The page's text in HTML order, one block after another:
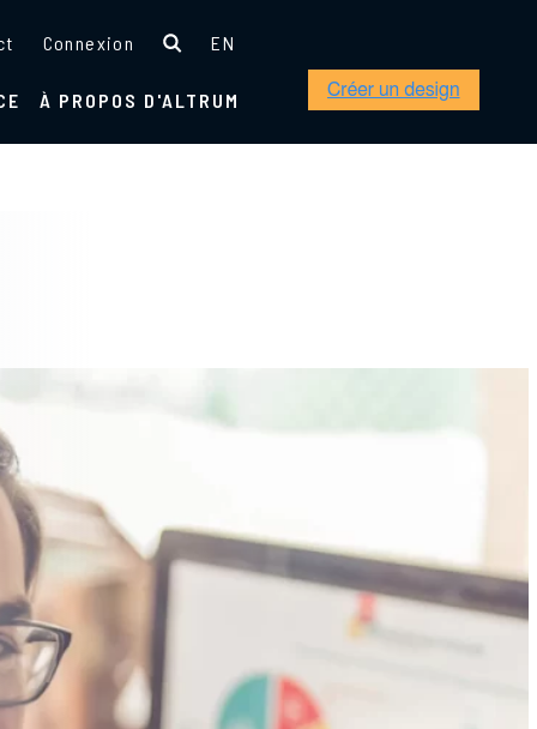
Connexion EN
À PROPOS D'ALTRUM